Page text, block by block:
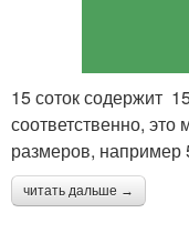
15 соток содержит
соответственно,
размеров, например
читать дальше →